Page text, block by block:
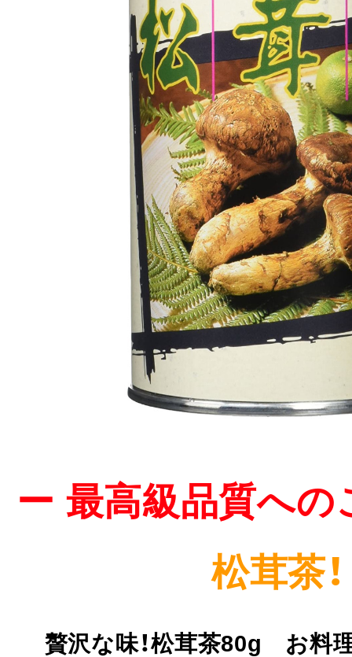
ー 最高級品質への
松茸茶！
贅沢な味！松茸茶80g お料